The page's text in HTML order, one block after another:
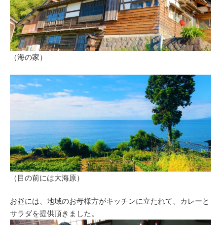
（海の家）
（目の前には大海原）
お昼には、地域のお母様方がキッチンに立たれて、カレーと
サラダを提供頂きました。